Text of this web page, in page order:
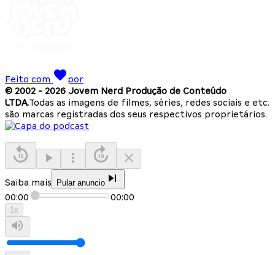
Feito com
por
© 2002 - 2026 Jovem Nerd Produção de Conteúdo
LTDA.Todas as imagens de filmes, séries, redes sociais e etc.
são marcas registradas dos seus respectivos proprietários.
Saiba mais Pular anuncio
00:00 00:00
1x